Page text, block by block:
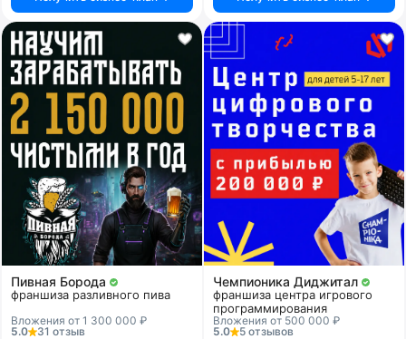
Пивная Борода
франшиза разливного пива
Вложения от 1 300 000 ₽
5.0
31 отзыв
Чемпионика Диджитал
франшиза центра игрового
программирования
Вложения от 500 000 ₽
5.0
5 отзывов